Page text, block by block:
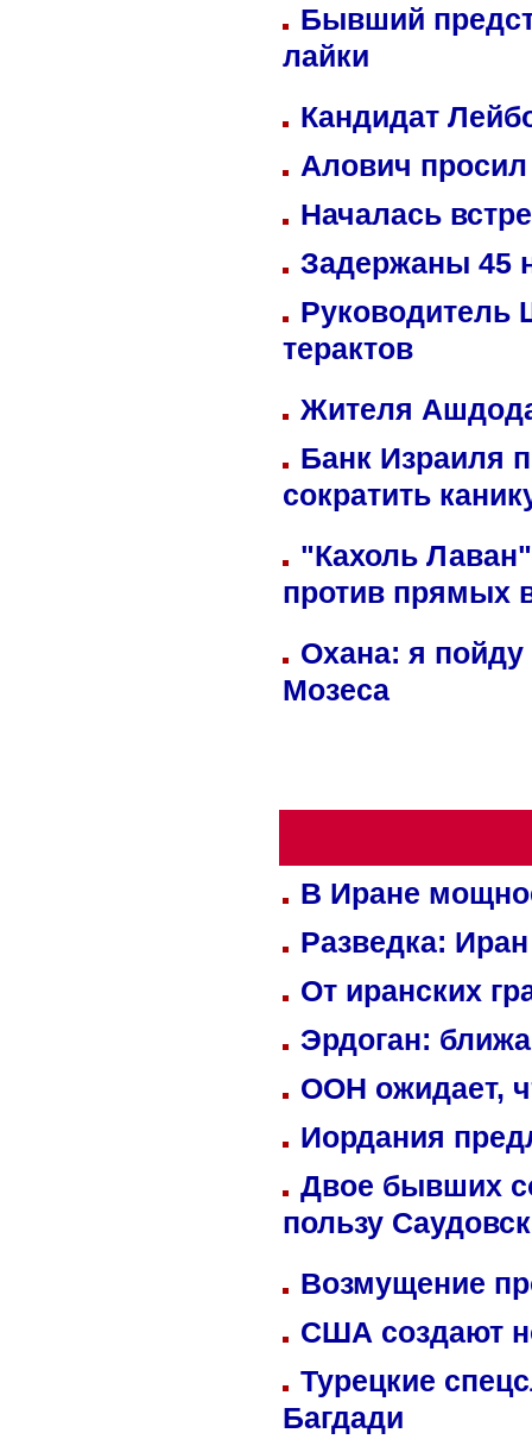
Бывший
лайки
Кандидат
Алович просил
Началась
Задержаны 45
Руководитель
терактов
Жителя
Банк Израиля
сократить
"Кахоль
против прямых
Охана: я пойду
Мозеса
В Иране
Разведка:
От иранских
Эрдоган:
ООН ожидает,
Иордания
Двое бывших
пользу
Возмущение
США создают
Турецкие
Багдади